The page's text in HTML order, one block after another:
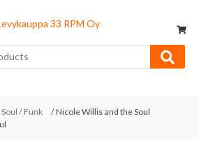
Soul / Funk
/ Nicole Willis and the Soul